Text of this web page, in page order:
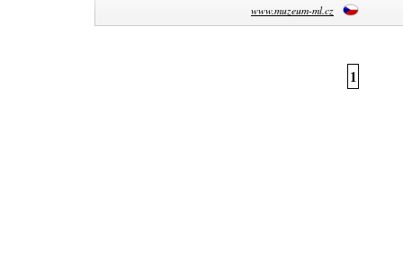
www.muzeum-ml.cz
1